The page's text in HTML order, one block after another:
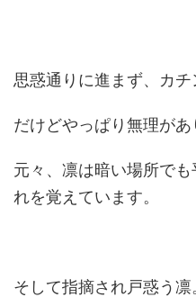
思惑通りに進まず、カチ
だけどやっぱり無理があ
元々、凛は暗い場所で
れを覚えています。
そして指摘され戸惑う凛